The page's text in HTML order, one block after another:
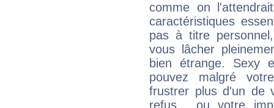
comme on
caractéristiques
pas à titre
vous lâcher
bien étrange. Sexy
pouvez malgré
frustrer plus d'un de
refus... ou votre